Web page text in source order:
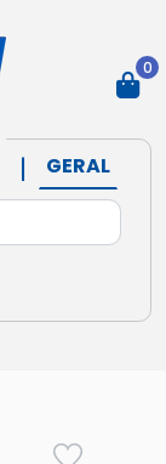
| GERAL
0